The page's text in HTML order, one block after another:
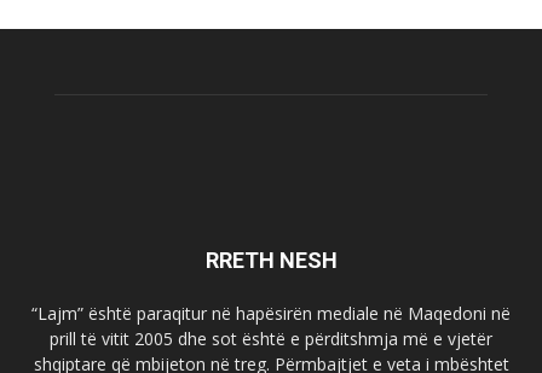
RRETH NESH
“Lajm” është paraqitur në hapësirën mediale në Maqedoni në
prill të vitit 2005 dhe sot është e përditshmja më e vjetër
shqiptare që mbijeton në treg. Përmbajtjet e veta i mbështet